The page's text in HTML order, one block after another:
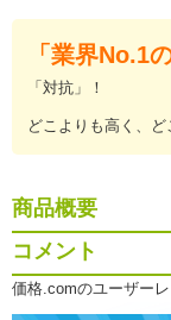
「業界No.1
「対抗」！
どこよりも高く、
商品概要
コメント
価格.comのユーザー